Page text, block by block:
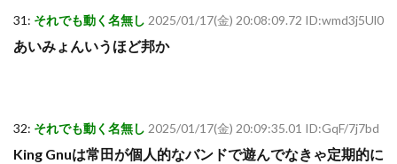
31: それでも動く名無し 2025/01/17(金) 20:08:09.72 ID:wmd3j5Ul0
あいみょんいうほど邦か
32: それでも動く名無し 2025/01/17(金) 20:09:35.01 ID:GqF/7j7bd
King Gnuは常田が個人的なバンドで遊んでなきゃ定期的に